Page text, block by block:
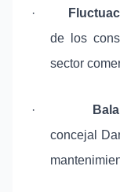
·
de los
sector
·
concejal